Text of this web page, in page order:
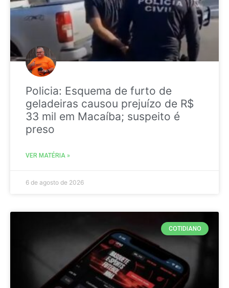
Policia: Esquema de furto de
geladeiras causou prejuízo de R$
33 mil em Macaíba; suspeito é
preso
VER MATÉRIA »
6 de agosto de 2026
COTIDIANO